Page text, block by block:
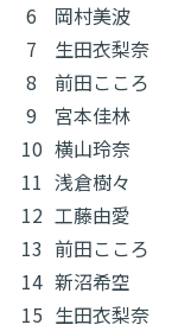
6
岡村美波
7
生田衣梨奈
8
前田こころ
9
宮本佳林
10 横山玲奈
11 浅倉樹々
12 工藤由愛
13 前田こころ
14 新沼希空
15 生田衣梨奈